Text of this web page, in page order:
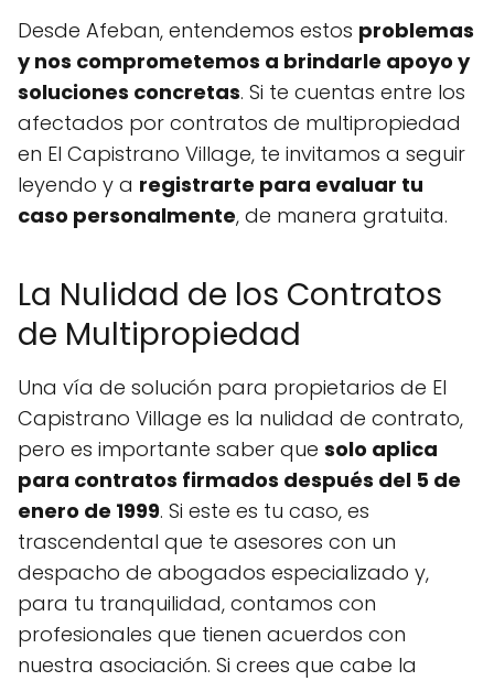
Desde Afeban, entendemos estos problemas
y nos comprometemos a brindarle apoyo y
soluciones concretas. Si te cuentas entre los
afectados por contratos de multipropiedad
en El Capistrano Village, te invitamos a seguir
leyendo y a registrarte para evaluar tu
caso personalmente, de manera gratuita.
La Nulidad de los Contratos
de Multipropiedad
Una vía de solución para propietarios de El
Capistrano Village es la nulidad de contrato,
pero es importante saber que solo aplica
para contratos firmados después del 5 de
enero de 1999. Si este es tu caso, es
trascendental que te asesores con un
despacho de abogados especializado y,
para tu tranquilidad, contamos con
profesionales que tienen acuerdos con
nuestra asociación. Si crees que cabe la